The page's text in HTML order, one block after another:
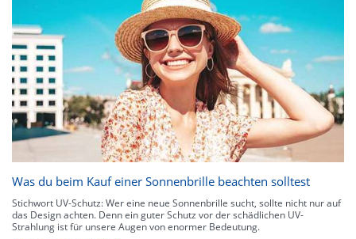
Was du beim Kauf einer Sonnenbrille beachten solltest
Stichwort UV-Schutz: Wer eine neue Sonnenbrille sucht, sollte nicht nur auf
das Design achten. Denn ein guter Schutz vor der schädlichen UV-
Strahlung ist für unsere Augen von enormer Bedeutung.